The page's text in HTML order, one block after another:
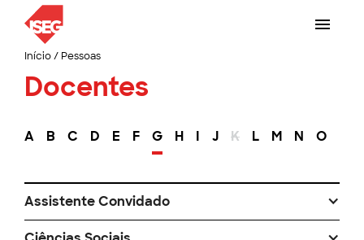
Início/ Pessoas
Docentes
A B C D E F G H I J K L M N O
Assistente Convidado